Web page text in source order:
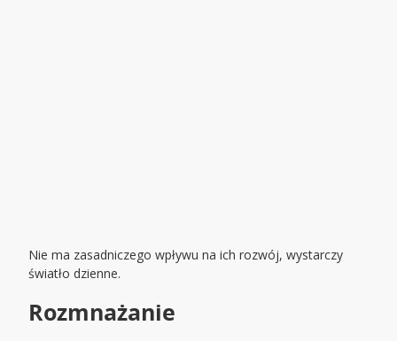
Nie ma zasadniczego wpływu na ich rozwój, wystarczy
światło dzienne.
Rozmnażanie